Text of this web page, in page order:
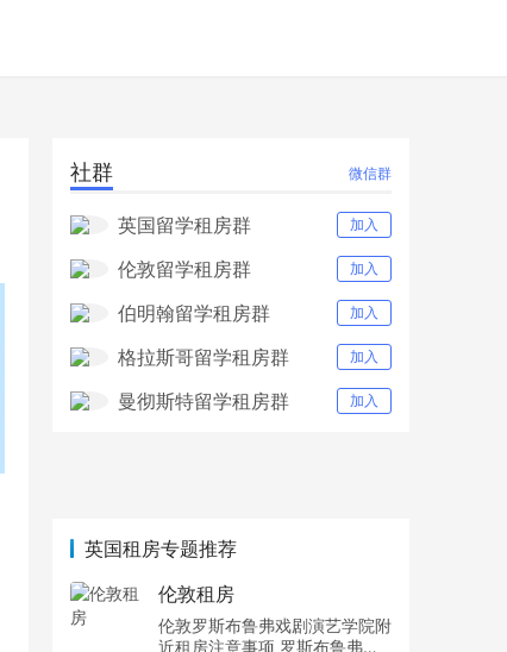
社群 微信群
英国留学租房群 加入
伦敦留学租房群 加入
伯明翰留学租房群 加入
格拉斯哥留学租房群 加入
曼彻斯特留学租房群 加入
英国租房专题推荐
伦敦租房
伦敦罗斯布鲁弗戏剧演艺学院附
近租房注意事项 罗斯布鲁弗戏